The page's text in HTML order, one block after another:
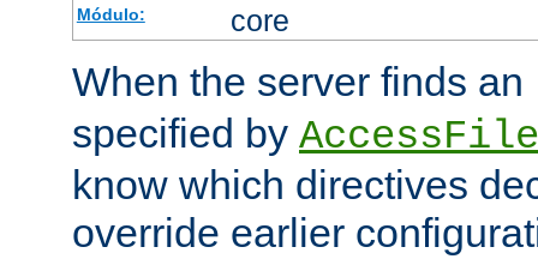
Módulo: core
When the server finds an
specified by
know which directives
override earlier